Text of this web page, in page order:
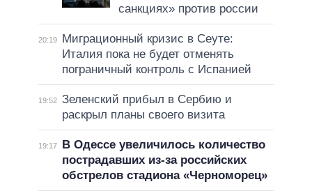
санкциях» против россии
20:19
Миграционный кризис в Сеуте:
Италия пока не будет отменять
пограничный контроль с Испанией
19:52 Зеленский прибыл в Сербию и
раскрыл планы своего визита
19:17
В Одессе увеличилось количество
пострадавших из-за российских
обстрелов стадиона «Черноморец»